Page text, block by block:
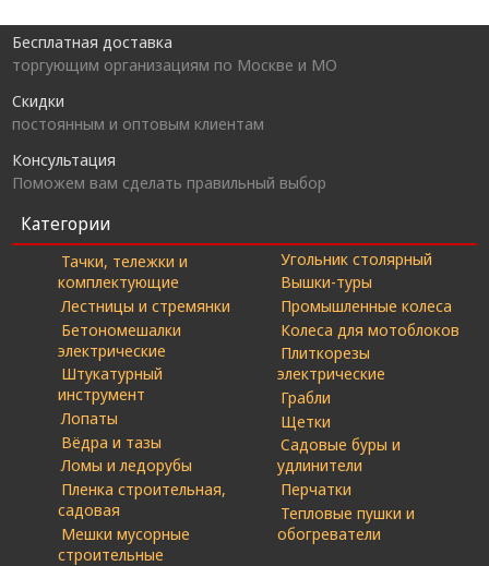
Бесплатная доставка
торгующим организациям по Москве и МО
Скидки
постоянным и оптовым клиентам
Консультация
Поможем вам сделать правильный выбор
Категории
Тачки, тележки и
комплектующие
Лестницы и стремянки
Бетономешалки
электрические
Штукатурный
инструмент
Лопаты
Вёдра и тазы
Ломы и ледорубы
Пленка строительная,
садовая
Мешки мусорные
строительные
Угольник столярный
Вышки-туры
Промышленные колеса
Колеса для мотоблоков
Плиткорезы
электрические
Грабли
Щетки
Садовые буры и
удлинители
Перчатки
Тепловые пушки и
обогреватели